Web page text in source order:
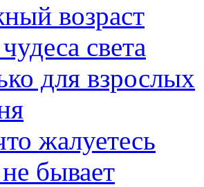
возраст
света
для взрослых
жалуетесь
бывает